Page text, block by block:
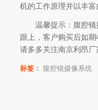
机的工作原理并以丰富
温馨提示：腹腔镜
跟上，客户购买后如
请多多关注南京利昂厂
标签： 腹腔镜摄像系统